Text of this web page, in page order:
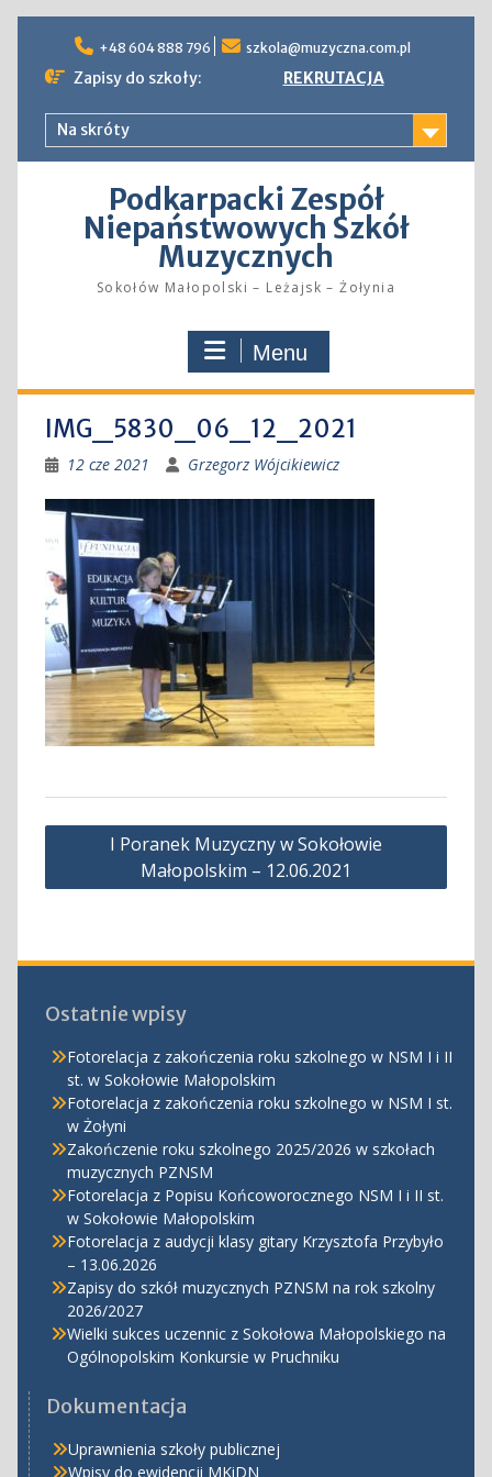
content
+48 604 888 796 szkola@muzyczna.com.pl
Zapisy do szkoły: REKRUTACJA
Na skróty
Podkarpacki Zespół
Niepaństwowych Szkół
Muzycznych
Sokołów Małopolski – Leżajsk – Żołynia
Menu
IMG_5830_06_12_2021
12 cze 2021 Grzegorz Wójcikiewicz
Nawigacja
I Poranek Muzyczny w Sokołowie
Małopolskim – 12.06.2021
Ostatnie wpisy
Fotorelacja z zakończenia roku szkolnego w NSM I i II
st. w Sokołowie Małopolskim
Fotorelacja z zakończenia roku szkolnego w NSM I st.
w Żołyni
Zakończenie roku szkolnego 2025/2026 w szkołach
muzycznych PZNSM
Fotorelacja z Popisu Końcoworocznego NSM I i II st.
w Sokołowie Małopolskim
Fotorelacja z audycji klasy gitary Krzysztofa Przybyło
– 13.06.2026
Zapisy do szkół muzycznych PZNSM na rok szkolny
2026/2027
Wielki sukces uczennic z Sokołowa Małopolskiego na
Ogólnopolskim Konkursie w Pruchniku
Dokumentacja
Uprawnienia szkoły publicznej
Wpisy do ewidencji MKiDN